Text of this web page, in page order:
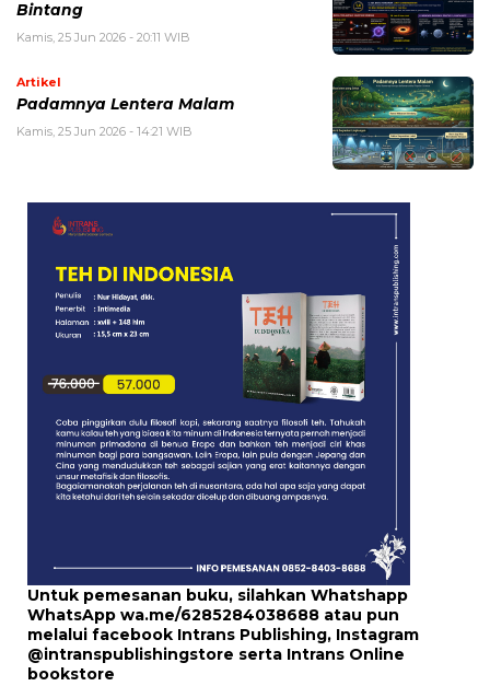
Bintang
Kamis, 25 Jun 2026 - 20:11 WIB
Artikel
Padamnya Lentera Malam
Kamis, 25 Jun 2026 - 14:21 WIB
Untuk pemesanan buku, silahkan Whatshapp
WhatsApp wa.me/6285284038688 atau pun
melalui facebook Intrans Publishing, Instagram
@intranspublishingstore serta Intrans Online
bookstore